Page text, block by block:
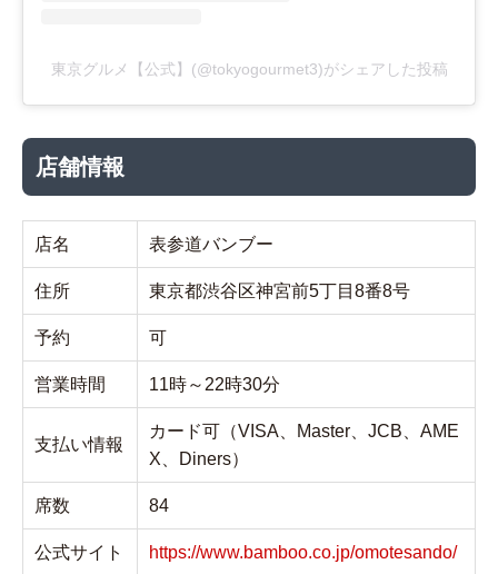
東京グルメ【公式】(@tokyogourmet3)がシェアした投稿
店舗情報
店名 表参道バンブー
住所 東京都渋谷区神宮前5丁目8番8号
予約 可
営業時間 11時～22時30分
支払い情報
カード可（VISA、Master、JCB、AME
X、Diners）
席数 84
公式サイト https://www.bamboo.co.jp/omotesando/